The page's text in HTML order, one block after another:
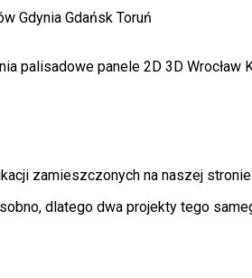
zamieszczonych na naszej
dlatego dwa projekty tego